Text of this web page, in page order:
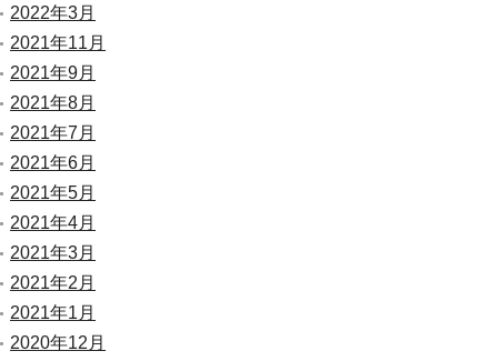
2022年3月
2021年11月
2021年9月
2021年8月
2021年7月
2021年6月
2021年5月
2021年4月
2021年3月
2021年2月
2021年1月
2020年12月